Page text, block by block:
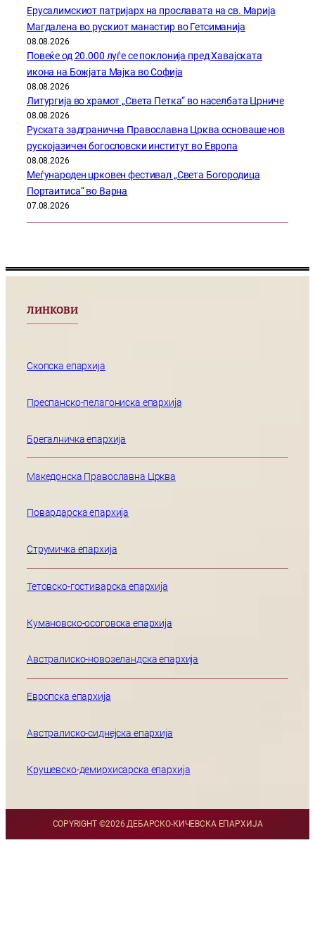
Ерусалимскиот патријарх на прославата на св. Марија
Магдалена во рускиот манастир во Гетсиманија
08.08.2026
Повеќе од 20.000 луѓе се поклонија пред Хавајската
икона на Божјата Мајка во Софија
08.08.2026
Литургија во храмот „Света Петка“ во населбата Црниче
08.08.2026
Руската задгранична Православна Црква основаше нов
рускојазичен богословски институт во Европа
08.08.2026
Меѓународен црковен фестивал „Света Богородица
Портаитиса“ во Варна
07.08.2026
ЛИНКОВИ
Скопска епархија
Преспанско-пелагониска епархија
Брегалничка епархија
Македонска Православна Црква
Повардарска епархија
Струмичка епархија
Тетовско-гостиварска епархија
Кумановско-осоговска епархија
Австралиско-новозеландска епархија
Европска епархија
Австралиско-сиднејска епархија
Крушевско-демирхисарска епархија
COPYRIGHT ©2026 ДЕБАРСКО-КИЧЕВСКА ЕПАРХИЈА